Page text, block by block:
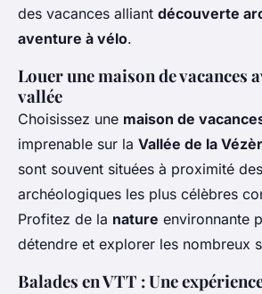
des vacances alliant découverte
aventure à vélo.
Louer une maison de vacances
vallée
Choisissez une maison de
imprenable sur la Vallée de la
sont souvent situées à proximité
archéologiques les plus célèbres
Profitez de la nature environnante
détendre et explorer les nombreux
Balades en VTT : Une